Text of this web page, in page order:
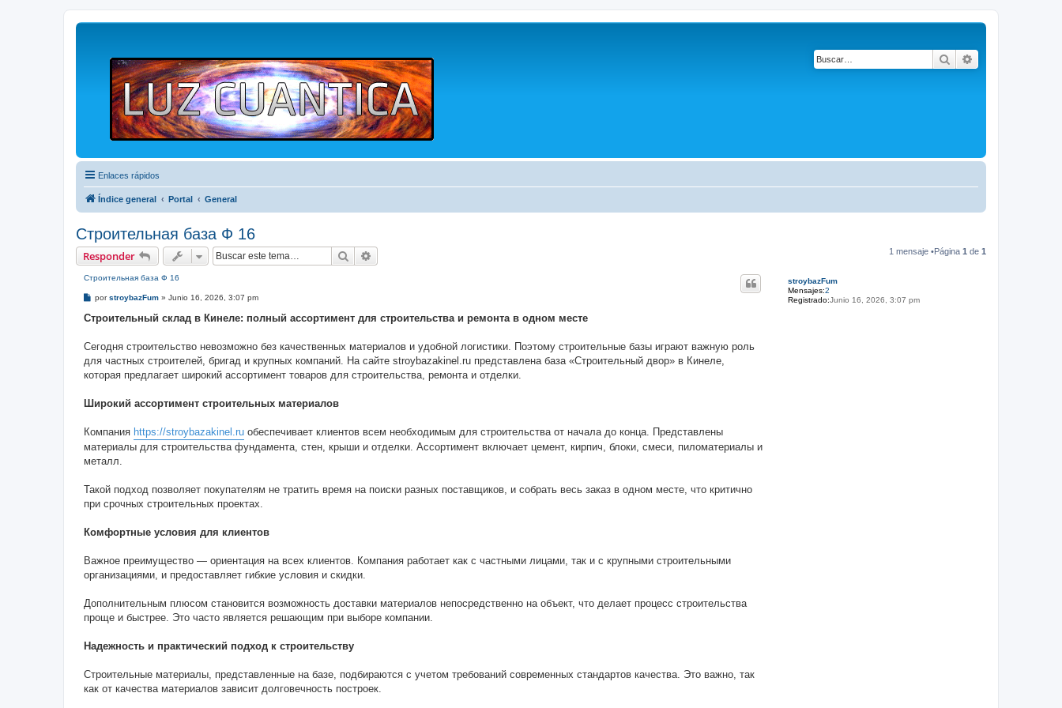
Buscar
Enlaces rápidos
Índice general Portal General
Строительная база Ф 16
Responder Buscar 1 mensaje •Página 1 de 1
stroybazFum
Mensajes:2
Registrado:Junio 16, 2026, 3:07 pm
Строительная база Ф 16
M
n
j
porstroybazFum » Junio 16, 2026, 3:07 pm
Строительный склад в Кинеле: полный ассортимент для строительства и ремонта в одном месте
Сегодня строительство невозможно без качественных материалов и удобной логистики. Поэтому строительные базы играют важную роль
для частных строителей, бригад и крупных компаний. На сайте stroybazakinel.ru представлена база «Строительный двор» в Кинеле,
которая предлагает широкий ассортимент товаров для строительства, ремонта и отделки.
Широкий ассортимент строительных материалов
Компания https://stroybazakinel.ru обеспечивает клиентов всем необходимым для строительства от начала до конца. Представлены
материалы для строительства фундамента, стен, крыши и отделки. Ассортимент включает цемент, кирпич, блоки, смеси, пиломатериалы и
металл.
Такой подход позволяет покупателям не тратить время на поиски разных поставщиков, и собрать весь заказ в одном месте, что критично
при срочных строительных проектах.
Комфортные условия для клиентов
Важное преимущество — ориентация на всех клиентов. Компания работает как с частными лицами, так и с крупными строительными
организациями, и предоставляет гибкие условия и скидки.
Дополнительным плюсом становится возможность доставки материалов непосредственно на объект, что делает процесс строительства
проще и быстрее. Это часто является решающим при выборе компании.
Надежность и практический подход к строительству
Строительные материалы, представленные на базе, подбираются с учетом требований современных стандартов качества. Это важно, так
как от качества материалов зависит долговечность построек.